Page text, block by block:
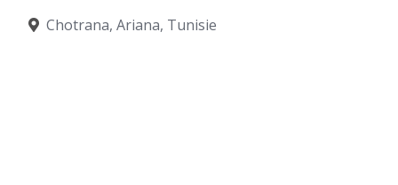
Chotrana, Ariana, Tunisie